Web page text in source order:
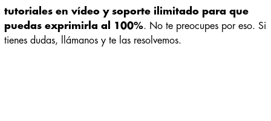
tutoriales en vídeo y soporte ilimitado para que
puedas exprimirla al 100%. No te preocupes por eso. Si
tienes dudas, llámanos y te las resolvemos.